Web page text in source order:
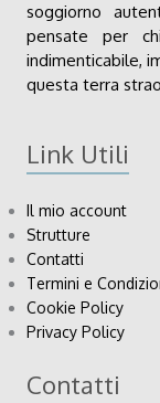
soggiorno
pensate per
indimenticabile,
questa terra
Link Utili
Il mio account
Strutture
Contatti
Termini e
Cookie Policy
Privacy Policy
Contatti